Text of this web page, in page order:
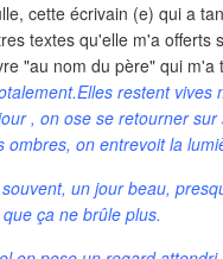
cette écrivain (e) qui a
textes qu'elle m'a offerts
"au nom du père" qui
restent vives
, on ose se retourner
ombres, on entrevoit la
un jour beau,
que ça ne brûle plus.